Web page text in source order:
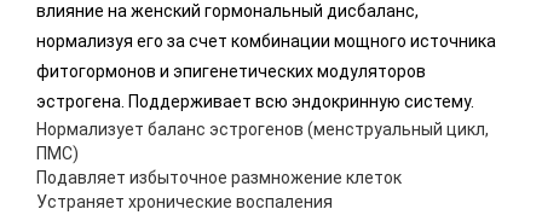
влияние на женский гормональный дисбаланс,
нормализуя его за счет комбинации мощного источника
фитогормонов и эпигенетических модуляторов
эстрогена. Поддерживает всю эндокринную систему.
Нормализует баланс эстрогенов (менструальный цикл,
ПМС)
Подавляет избыточное размножение клеток
Устраняет хронические воспаления